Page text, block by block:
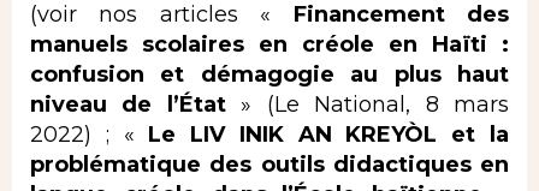
(voir nos articles « Financement des
manuels scolaires en créole en Haïti :
confusion et démagogie au plus haut
niveau de l’État » (Le National, 8 mars
2022) ; « Le LIV INIK AN KREYÒL et la
problématique des outils didactiques en